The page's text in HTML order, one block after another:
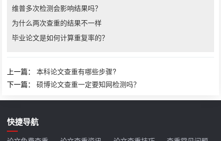
维普多次检测会影响结果吗？
为什么两次查重的结果不一样
毕业论文是如何计算重复率的？
上一篇：本科论文查重有哪些步骤?
下一篇：硕博论文查重一定要知网检测吗？
快捷导航